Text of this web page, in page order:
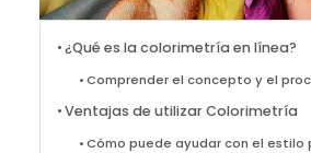
¿Qué es la colorimetría en línea?
Comprender el concepto y el
Ventajas de utilizar Colorimetría
Cómo puede ayudar con el estilo